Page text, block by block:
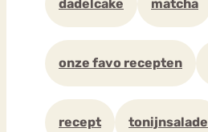
dadelcake matcha
onze favo recepten
recept tonijnsalade